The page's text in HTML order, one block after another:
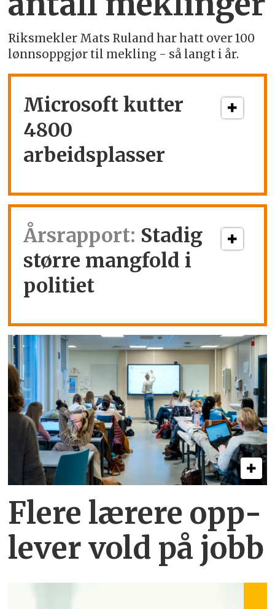
Riksmekler Mats Ruland har hatt over 100
lønnsoppgjør til mekling - så langt i år.
Microsoft kutter
4800
arbeidsplasser
Årsrapport: Stadig
større mangfold i
politiet
Flere lærere opp­
lever vold på jobb